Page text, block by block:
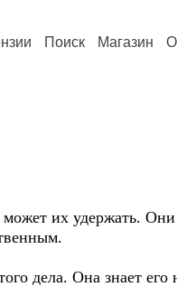
Поиск Магазин О
может их удержать.
дела. Она знает его